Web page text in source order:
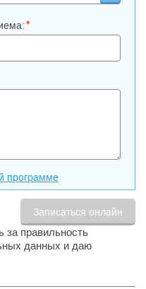
*
программе
за правильность
данных и даю